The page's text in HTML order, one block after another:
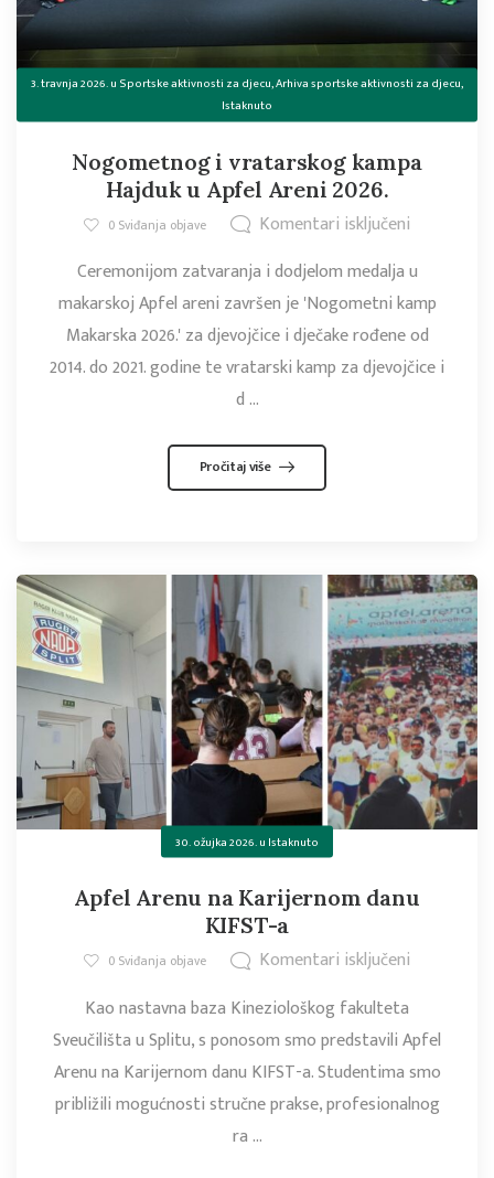
3. travnja 2026.u Sportske aktivnosti za djecu,Arhiva sportske aktivnosti za djecu,
Istaknuto
Nogometnog i vratarskog kampa
Hajduk u Apfel Areni 2026.
0Sviđanja objave
Komentari isključeni
Ceremonijom zatvaranja i dodjelom medalja u
makarskoj Apfel areni završen je 'Nogometni kamp
Makarska 2026.' za djevojčice i dječake rođene od
2014. do 2021. godine te vratarski kamp za djevojčice i
d ...
Pročitaj više
30. ožujka 2026.u Istaknuto
Apfel Arenu na Karijernom danu
KIFST-a
0Sviđanja objave
Komentari isključeni
Kao nastavna baza Kineziološkog fakulteta
Sveučilišta u Splitu, s ponosom smo predstavili Apfel
Arenu na Karijernom danu KIFST-a. Studentima smo
približili mogućnosti stručne prakse, profesionalnog
ra ...